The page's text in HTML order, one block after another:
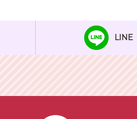
LINE